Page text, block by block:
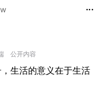
公开内容
生活的意义在于生活